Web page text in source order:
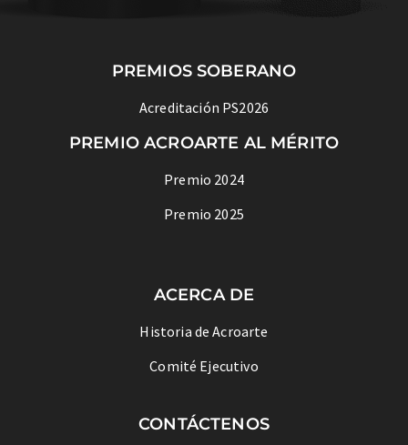
PREMIOS SOBERANO
Acreditación PS2026
PREMIO ACROARTE AL MÉRITO
Premio 2024
Premio 2025
ACERCA DE
Historia de Acroarte
Comité Ejecutivo
CONTÁCTENOS